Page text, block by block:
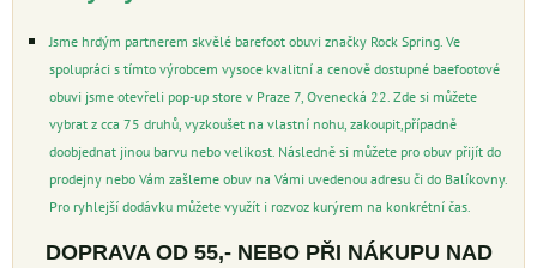
Jsme hrdým partnerem skvělé barefoot obuvi značky Rock Spring. Ve
spolupráci s tímto výrobcem vysoce kvalitní a cenově dostupné baefootové
obuvi jsme otevřeli pop-up store v Praze 7, Ovenecká 22. Zde si můžete
vybrat z cca 75 druhů, vyzkoušet na vlastní nohu, zakoupit,případně
doobjednat jinou barvu nebo velikost. Následně si můžete pro obuv přijít do
prodejny nebo Vám zašleme obuv na Vámi uvedenou adresu či do Balíkovny.
Pro ryhlejší dodávku můžete využít i rozvoz kurýrem na konkrétní čas.
DOPRAVA OD 55,- NEBO PŘI NÁKUPU NAD